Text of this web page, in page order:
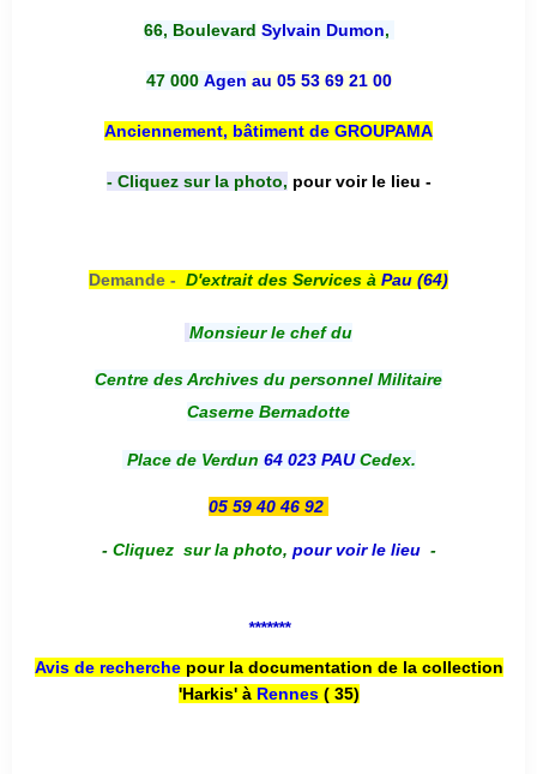
66, Boulevard Sylvain Dumon,
47 000 Agen au 05 53 69 21 00
Anciennement, bâtiment de GROUPAMA
- Cliquez sur la photo, pour voir le lieu -
Demande - D'extrait des Services à Pau (64)
Monsieur le chef du
Centre des Archives du personnel Militaire
Caserne Bernadotte
Place de Verdun 64 023 PAUCedex.
05 59 40 46 92
- Cliquez sur la photo, pour voir le lieu -
*******
Avis de recherche pour la documentation de la collection
'Harkis' à Rennes( 35)